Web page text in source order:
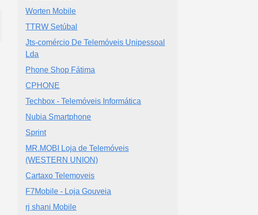
Worten Mobile
TTRW Setúbal
Jts-comércio De Telemóveis Unipessoal
Lda
Phone Shop Fátima
CPHONE
Techbox - Telemóveis Informática
Nubia Smartphone
Sprint
MR.MOBI Loja de Telemóveis
(WESTERN UNION)
Cartaxo Telemoveis
F7Mobile - Loja Gouveia
rj shani Mobile